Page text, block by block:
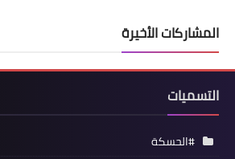
المشاركات الأخيرة
التسميات
#الحسكة